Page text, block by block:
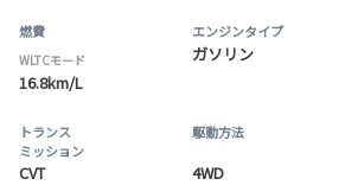
燃費
WLTCモード
16.8km/L
エンジンタイプ
ガソリン
トランス
ミッション
CVT
駆動方法
4WD